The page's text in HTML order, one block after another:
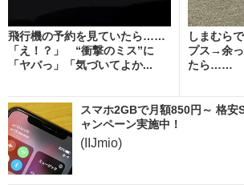
飛行機の予約を見ていたら……
「え！？」 “衝撃のミス”に
「ヤバっ」「気づいてよか...
しまむら
プス→余
たら……
スマホ2GBで月額850円～ 格安
ャンペーン実施中！
(IIJmio)